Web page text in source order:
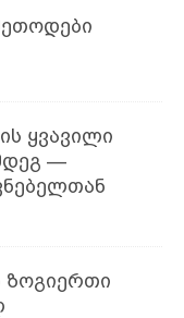
ყვავილი
—
ზოგიერთი